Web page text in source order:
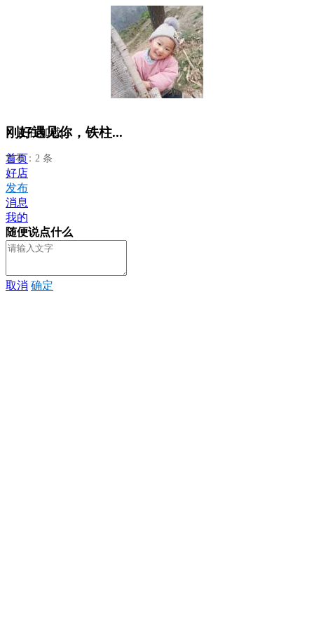
刚好遇见你，铁柱...
发布：2 条
正在加载...
首页
好店
发布
消息
我的
随便说点什么
取消 确定